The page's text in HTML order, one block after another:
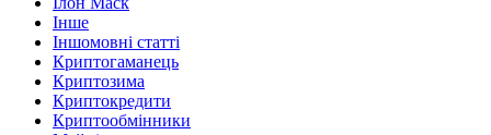
Інше
Іншомовні статті
Криптогаманець
Криптозима
Криптокредити
Криптообмінники